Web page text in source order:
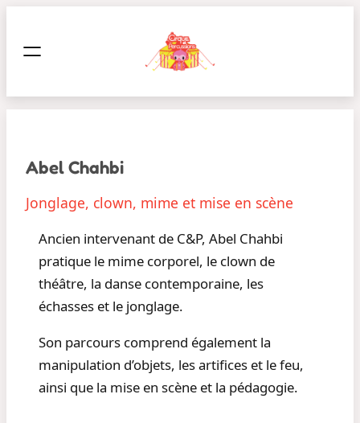
contenu
Abel Chahbi
Jonglage, clown, mime et mise en scène
Ancien intervenant de C&P, Abel Chahbi
pratique le mime corporel, le clown de
théâtre, la danse contemporaine, les
échasses et le jonglage.
Son parcours comprend également la
manipulation d’objets, les artifices et le feu,
ainsi que la mise en scène et la pédagogie.